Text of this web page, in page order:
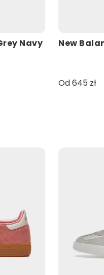
Navy New
Od 645 zł